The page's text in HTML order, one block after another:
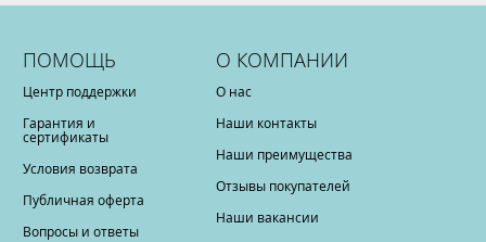
ПОМОЩЬ
Центр поддержки
Гарантия и
сертификаты
Условия возврата
Публичная оферта
Вопросы и ответы
О КОМПАНИИ
О нас
Наши контакты
Наши преимущества
Отзывы покупателей
Наши вакансии